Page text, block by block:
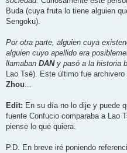
Buda (cuya fruta lo tiene alguien
Sengoku).
Por otra parte, alguien cuya
alguien cuyo apellido era
llamaban DANy pasó a la historia
Lao Tsé). Este último fue
Zhou...
Edit: En su día no lo dije y puede
fuente Confucio comparaba a Lao
piense lo que quiera.
P.D. En breve iré poniendo